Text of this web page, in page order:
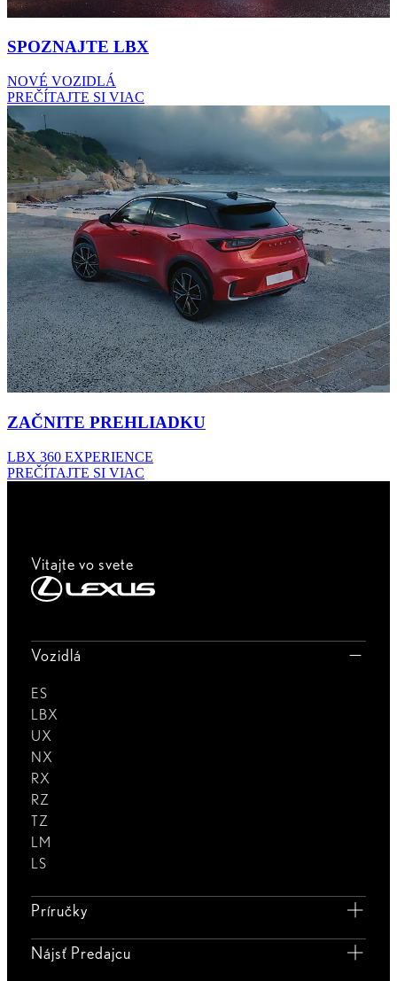
SPOZNAJTE LBX
NOVÉ VOZIDLÁ
PREČÍTAJTE SI VIAC
ZAČNITE PREHLIADKU
LBX 360 EXPERIENCE
PREČÍTAJTE SI VIAC
Vitajte vo svete
Vozidlá
ES
LBX
UX
NX
RX
RZ
TZ
LM
LS
Príručky
Nájsť Predajcu